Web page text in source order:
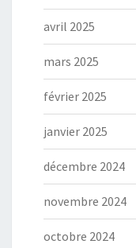
avril 2025
mars 2025
février 2025
janvier 2025
décembre 2024
novembre 2024
octobre 2024